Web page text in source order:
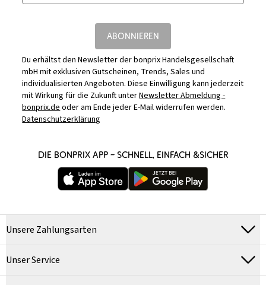
ABONNIEREN
Du erhältst den Newsletter der bonprix Handelsgesellschaft
mbH mit exklusiven Gutscheinen, Trends, Sales und
individualisierten Angeboten. Diese Einwilligung kann jederzeit
mit Wirkung für die Zukunft unterNewsletter Abmeldung -
bonprix.deoder am Ende jeder E-Mail widerrufen werden.
Datenschutzerklärung
DIE BONPRIX APP – SCHNELL, EINFACH &SICHER
Unsere Zahlungsarten
Unser Service